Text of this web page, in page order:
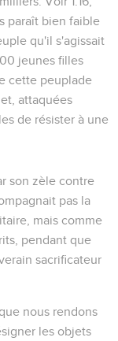
paraît bien faible
qu'il s'agissait
jeunes filles
cette peuplade
attaquées
de résister à une
son zèle contre
pas la
mais comme
pendant que
sacrificateur
nous rendons
les objets